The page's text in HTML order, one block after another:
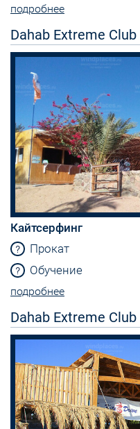
подробнее
Dahab Extreme Club
Кайтсерфинг
Прокат
Обучение
подробнее
Dahab Extreme Club